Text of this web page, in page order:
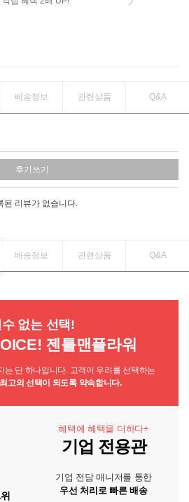
배송정보 관련상품 Q&A
후기쓰기
된 리뷰가 없습니다.
배송정보 관련상품 Q&A
수 없는 선택!
젠틀맨플라워
는 단 하나입니다. 고객이 우리를 선택하는
최고의 선택이 되도록 약속합니다.
혜택에 혜택을 더하다+
기업 전용관
기업 전담 매니저를 통한
우선 처리로 빠른 배송